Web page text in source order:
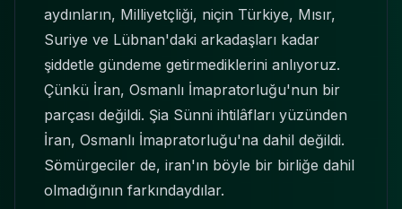
aydınların, Milliyetçliği, niçin Türkiye, Mısır,
Suriye ve Lübnan'daki arkadaşları kadar
şiddetle gündeme getirmediklerini anlıyoruz.
Çünkü İran, Osmanlı İmapratorluğu'nun bir
parçası değildi. Şia Sünni ihtilâfları yüzünden
İran, Osmanlı İmapratorluğu'na dahil değildi.
Sömürgeciler de, iran'ın böyle bir birliğe dahil
olmadığının farkındaydılar.